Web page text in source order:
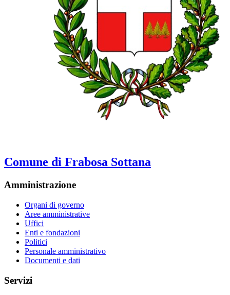
Comune di Frabosa Sottana
Amministrazione
Organi di governo
Aree amministrative
Uffici
Enti e fondazioni
Politici
Personale amministrativo
Documenti e dati
Servizi